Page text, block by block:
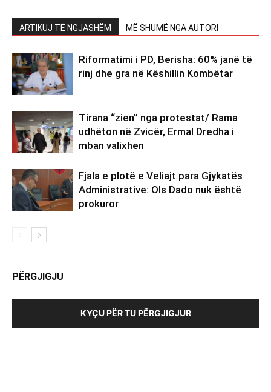
ARTIKUJ TË NGJASHËM MË SHUMË NGA AUTORI
Riformatimi i PD, Berisha: 60% janë të
rinj dhe gra në Këshillin Kombëtar
Tirana “zien” nga protestat/ Rama
udhëton në Zvicër, Ermal Dredha i
mban valixhen
Fjala e plotë e Veliajt para Gjykatës
Administrative: Ols Dado nuk është
prokuror
PËRGJIGJU
KYÇU PËR TU PËRGJIGJUR